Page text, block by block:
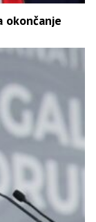
okončanje